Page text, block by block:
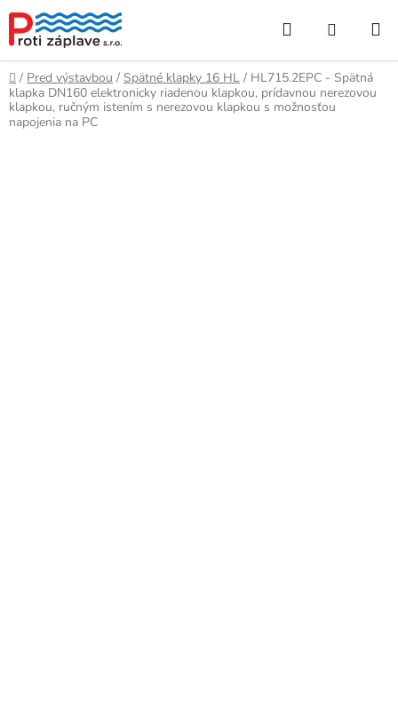
obsah
Hľadať
KOŠÍK
Domov
/ Pred výstavbou / Spätné klapky 16 HL / HL715.2EPC - Spätná
klapka DN160 elektronicky riadenou klapkou, prídavnou nerezovou
klapkou, ručným istením s nerezovou klapkou s možnosťou
napojenia na PC